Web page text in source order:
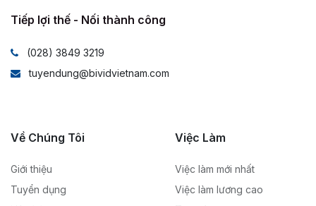
Tiếp lợi thế - Nối thành công
(028) 3849 3219
tuyendung@bividvietnam.com
Về Chúng Tôi
Giới thiệu
Tuyển dụng
Việc Làm
Việc làm mới nhất
Việc làm lương cao